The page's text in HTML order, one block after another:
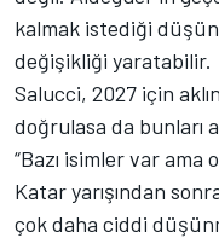
kalmak istediği
değişikliği yaratabilir.
Salucci, 2027 için
doğrulasa da bunları
“Bazı isimler var ama
Katar yarışından
çok daha ciddi